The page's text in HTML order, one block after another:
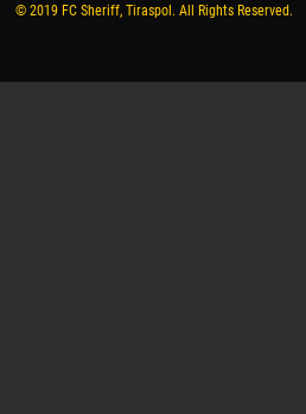
© 2019 FC Sheriff, Tiraspol. All Rights Reserved.